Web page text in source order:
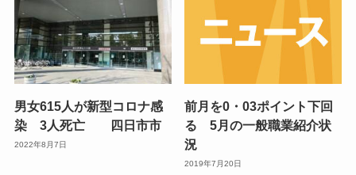
男女615人が新型コロナ感
染 3人死亡 四日市市
2022年8月7日
前月を0・03ポイント下回
る 5月の一般職業紹介状
況
2019年7月20日